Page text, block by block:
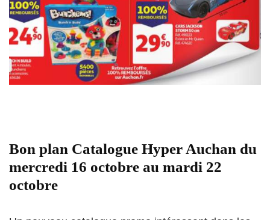
Bon plan Catalogue Hyper Auchan du
mercredi 16 octobre au mardi 22
octobre